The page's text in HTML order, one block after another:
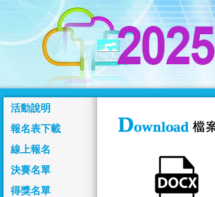
活動說明
報名表下載
線上報名
決賽名單
得獎名單